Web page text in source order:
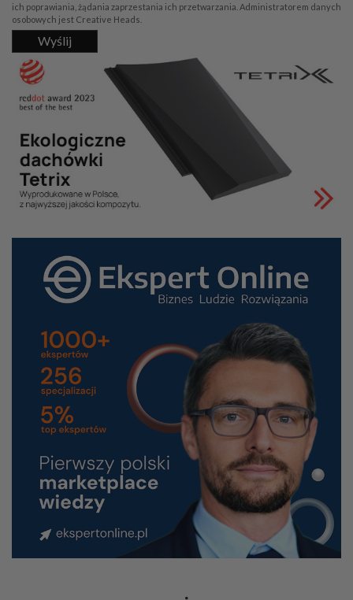
ich poprawiania, żądania zaprzestania ich przetwarzania. Administratorem danych
osobowych jest Creative Heads.
Wyślij